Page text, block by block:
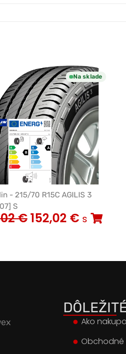
Na sklade
- 215/70 R15C AGILIS 3
S
€152,02 € s
Ako